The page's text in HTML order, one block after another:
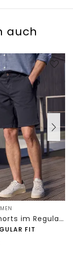
auch
Chino Shorts im Regular Fit mit Flexbund
FIT